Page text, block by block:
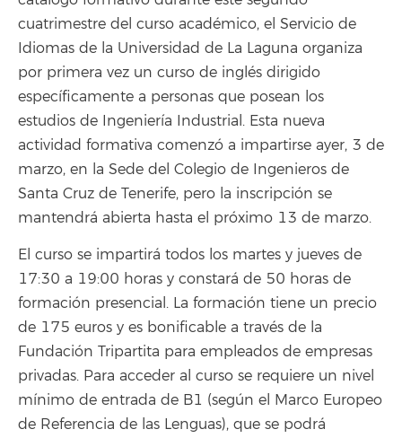
cuatrimestre del curso académico, el Servicio de
Idiomas de la Universidad de La Laguna organiza
por primera vez un curso de inglés dirigido
específicamente a personas que posean los
estudios de Ingeniería Industrial. Esta nueva
actividad formativa comenzó a impartirse ayer, 3 de
marzo, en la Sede del Colegio de Ingenieros de
Santa Cruz de Tenerife, pero la inscripción se
mantendrá abierta hasta el próximo 13 de marzo.
El curso se impartirá todos los martes y jueves de
17:30 a 19:00 horas y constará de 50 horas de
formación presencial. La formación tiene un precio
de 175 euros y es bonificable a través de la
Fundación Tripartita para empleados de empresas
privadas. Para acceder al curso se requiere un nivel
mínimo de entrada de B1 (según el Marco Europeo
de Referencia de las Lenguas), que se podrá